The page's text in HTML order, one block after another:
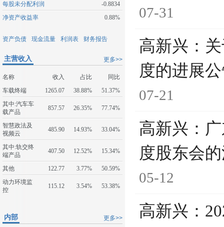
每股未分配利润
-0.8834
净资产收益率
0.88%
资产负债 现金流量 利润表 财务报告
更多>>
主营收入
名称 收入 占比
同比
车载终端
1265.07 38.88%
51.37%
其中:汽车车
载产品
857.57 26.35% 77.74%
智慧政法及
视频云
485.90 14.93% 33.04%
其中:轨交终
端产品
407.50 12.52% 15.34%
其他 122.77 3.77%
50.59%
动力环境监
控
115.12 3.54% 53.38%
更多>>
内部
07-31
高新兴：
度的进展
07-21
高新兴：
度股东会
05-12
高新兴：